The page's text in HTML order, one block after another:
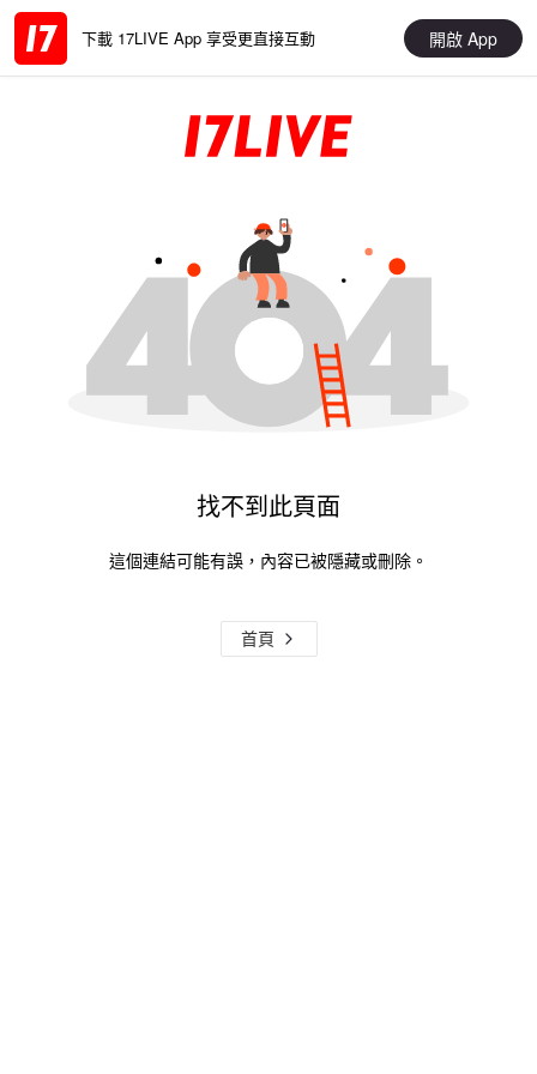
下載 17LIVE App 享受更直接互動 開啟 App
找不到此頁面
這個連結可能有誤，內容已被隱藏或刪除。
首頁